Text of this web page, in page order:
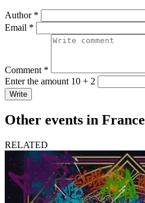
Author *
Email *
Comment *
Enter the amount 10 + 2
Write
Other events in France
RELATED